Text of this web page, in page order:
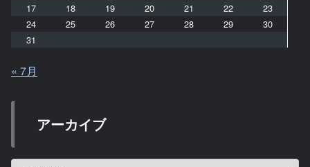
17
18 19 20 21 22
23
24
25 26 27 28 29
30
31
« 7月
アーカイブ